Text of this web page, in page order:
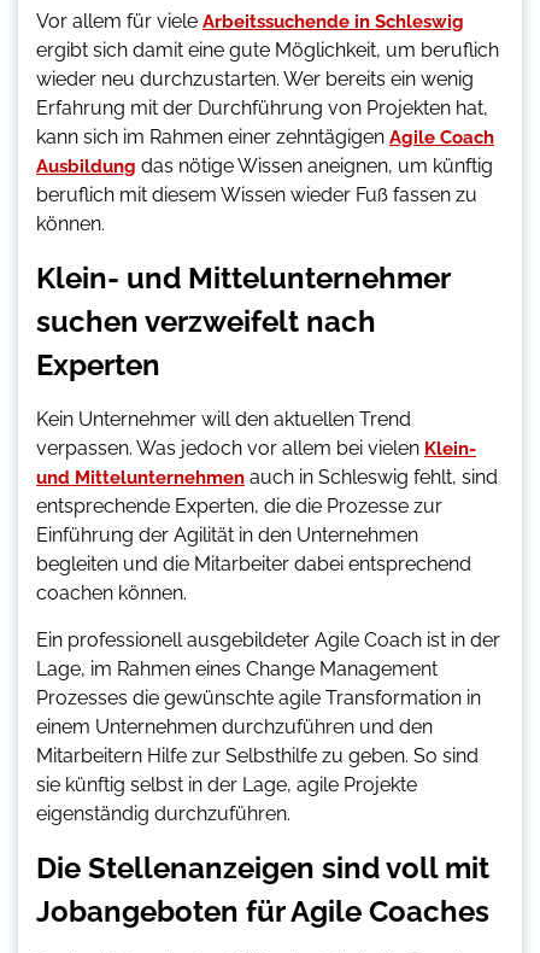
Vor allem für viele Arbeitssuchende in Schleswig
ergibt sich damit eine gute Möglichkeit, um beruflich
wieder neu durchzustarten. Wer bereits ein wenig
Erfahrung mit der Durchführung von Projekten hat,
kann sich im Rahmen einer zehntägigen Agile Coach
Ausbildung das nötige Wissen aneignen, um künftig
beruflich mit diesem Wissen wieder Fuß fassen zu
können.
Klein- und Mittelunternehmer
suchen verzweifelt nach
Experten
Kein Unternehmer will den aktuellen Trend
verpassen. Was jedoch vor allem bei vielen Klein-
und Mittelunternehmen auch in Schleswig fehlt, sind
entsprechende Experten, die die Prozesse zur
Einführung der Agilität in den Unternehmen
begleiten und die Mitarbeiter dabei entsprechend
coachen können.
Ein professionell ausgebildeter Agile Coach ist in der
Lage, im Rahmen eines Change Management
Prozesses die gewünschte agile Transformation in
einem Unternehmen durchzuführen und den
Mitarbeitern Hilfe zur Selbsthilfe zu geben. So sind
sie künftig selbst in der Lage, agile Projekte
eigenständig durchzuführen.
Die Stellenanzeigen sind voll mit
Jobangeboten für Agile Coaches